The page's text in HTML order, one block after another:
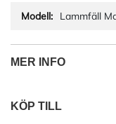
Lammfäll
MER INFO
KÖP TILL